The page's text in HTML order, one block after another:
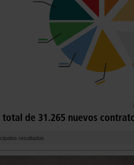
total de 31.265 nuevos
resultados